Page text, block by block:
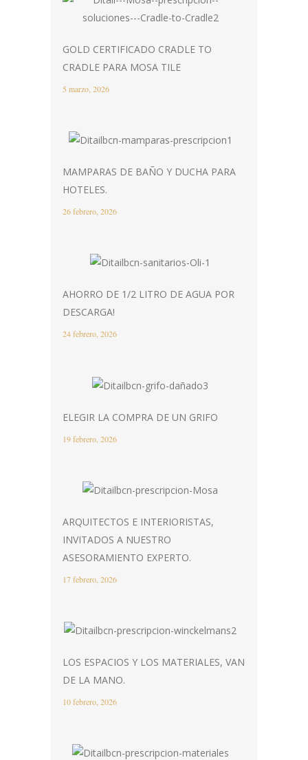
GOLD CERTIFICADO CRADLE TO
CRADLE PARA MOSA TILE
5 marzo, 2026
MAMPARAS DE BAÑO Y DUCHA PARA
HOTELES.
26 febrero, 2026
AHORRO DE 1/2 LITRO DE AGUA POR
DESCARGA!
24 febrero, 2026
ELEGIR LA COMPRA DE UN GRIFO
19 febrero, 2026
ARQUITECTOS E INTERIORISTAS,
INVITADOS A NUESTRO
ASESORAMIENTO EXPERTO.
17 febrero, 2026
LOS ESPACIOS Y LOS MATERIALES, VAN
DE LA MANO.
10 febrero, 2026